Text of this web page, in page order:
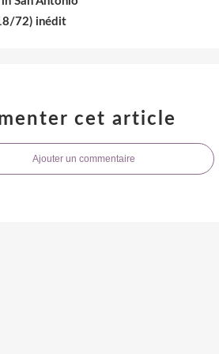
72) inédit
cet article
Ajouter un commentaire